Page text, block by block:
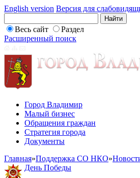
English version Версия для
Весь сайт
Раздел
Расширенный поиск
Город Владимир
Малый бизнес
Обращения граждан
Стратегия города
Документы
Главная»Поддержка СО НКО»
День Победы